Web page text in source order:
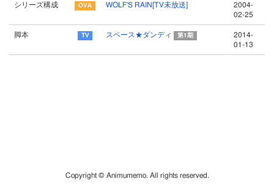
シリーズ構成 WOLF'S RAIN[TV未放送]
2004-
02-25
脚本 スペース★ダンディ 第1期
2014-
01-13
Copyright © Animumemo. All rights reserved.